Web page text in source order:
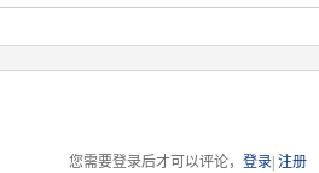
您需要登录后才可以评论，登录 |注册